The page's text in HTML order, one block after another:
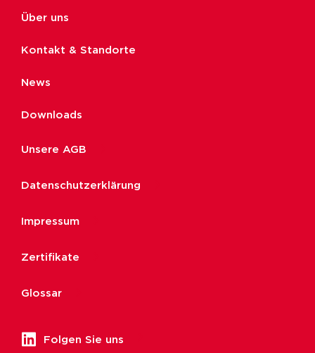
Über uns
Kontakt & Standorte
News
Downloads
Unsere AGB
Datenschutzerklärung
Impressum
Zertifikate
Glossar
Folgen Sie uns